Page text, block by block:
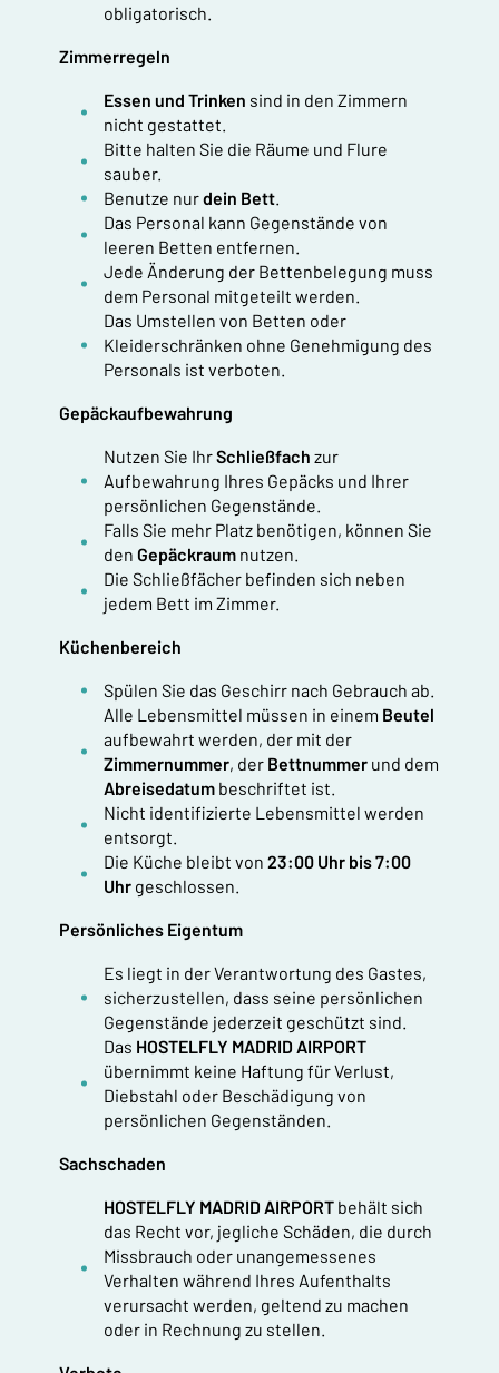
obligatorisch.
Zimmerregeln
Essen und Trinken sind in den Zimmern
nicht gestattet.
Bitte halten Sie die Räume und Flure
sauber.
Benutze nurdein Bett.
Das Personal kann Gegenstände von
leeren Betten entfernen.
Jede Änderung der Bettenbelegung muss
dem Personal mitgeteilt werden.
Das Umstellen von Betten oder
Kleiderschränken ohne Genehmigung des
Personals ist verboten.
Gepäckaufbewahrung
Nutzen Sie IhrSchließfach zur
Aufbewahrung Ihres Gepäcks und Ihrer
persönlichen Gegenstände.
Falls Sie mehr Platz benötigen, können Sie
den Gepäckraum nutzen.
Die Schließfächer befinden sich neben
jedem Bett im Zimmer.
Küchenbereich
Spülen Sie das Geschirr nach Gebrauch ab.
Alle Lebensmittel müssen in einem Beutel
aufbewahrt werden, der mit der
Zimmernummer, der Bettnummer und dem
Abreisedatum beschriftet ist.
Nicht identifizierte Lebensmittel werden
entsorgt.
Die Küche bleibt von 23:00 Uhr bis 7:00
Uhr geschlossen.
Persönliches Eigentum
Es liegt in der Verantwortung des Gastes,
sicherzustellen, dass seine persönlichen
Gegenstände jederzeit geschützt sind.
Das HOSTELFLY MADRID AIRPORT
übernimmt keine Haftung für Verlust,
Diebstahl oder Beschädigung von
persönlichen Gegenständen.
Sachschaden
HOSTELFLY MADRID AIRPORT behält sich
das Recht vor, jegliche Schäden, die durch
Missbrauch oder unangemessenes
Verhalten während Ihres Aufenthalts
verursacht werden, geltend zu machen
oder in Rechnung zu stellen.